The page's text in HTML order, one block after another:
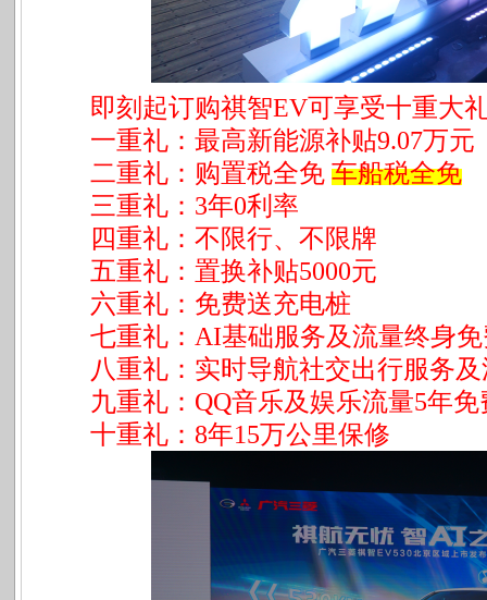
即刻起订购祺智EV可享受十重大
一重礼：最高新能源补贴9.07万元
二重礼：购置税全免 车船税全免
三重礼： 3年0利率
四重礼：不限行、不限牌
五重礼：置换补贴5000元
六重礼：免费送充电桩
七重礼： AI基础服务及流量终身
八重礼：实时导航社交出行服务
九重礼： QQ音乐及娱乐流量5年免
十重礼： 8年15万公里保修